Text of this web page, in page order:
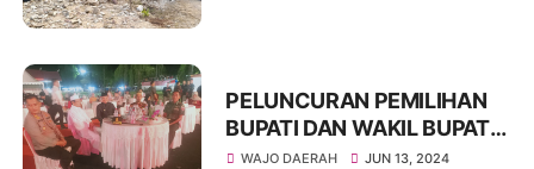
PELUNCURAN PEMILIHAN
BUPATI DAN WAKIL BUPATI
KABUPATEN WAJO TAHUN
WAJO DAERAH JUN 13, 2024